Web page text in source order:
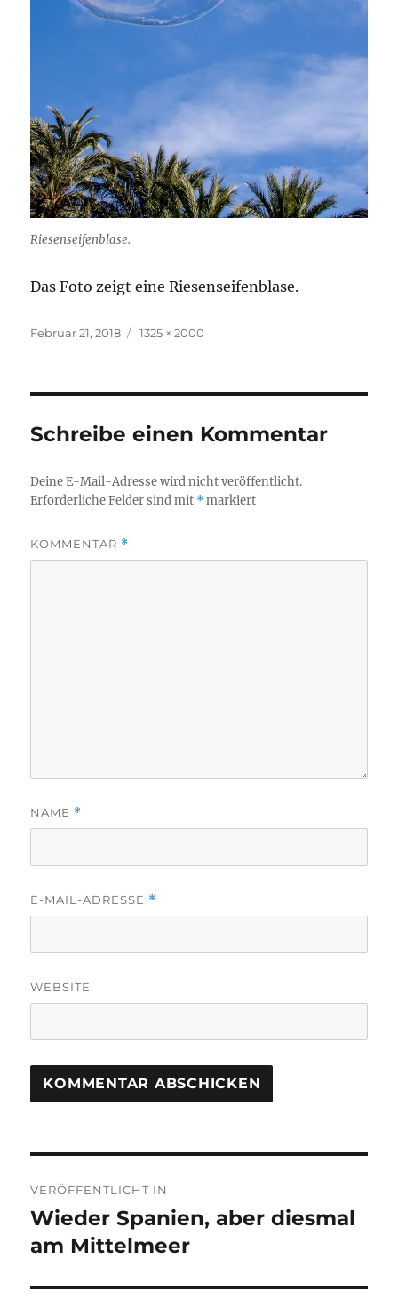
Riesenseifenblase.
Das Foto zeigt eine Riesenseifenblase.
Veröffentlicht
Februar 21, 2018 Originalgröße
1325 × 2000
Schreibe einen Kommentar
Deine E-Mail-Adresse wird nicht veröffentlicht.
Erforderliche Felder sind mit *markiert
KOMMENTAR *
NAME *
E-MAIL-ADRESSE *
WEBSITE
VERÖFFENTLICHT IN
Wieder Spanien, aber diesmal
am Mittelmeer